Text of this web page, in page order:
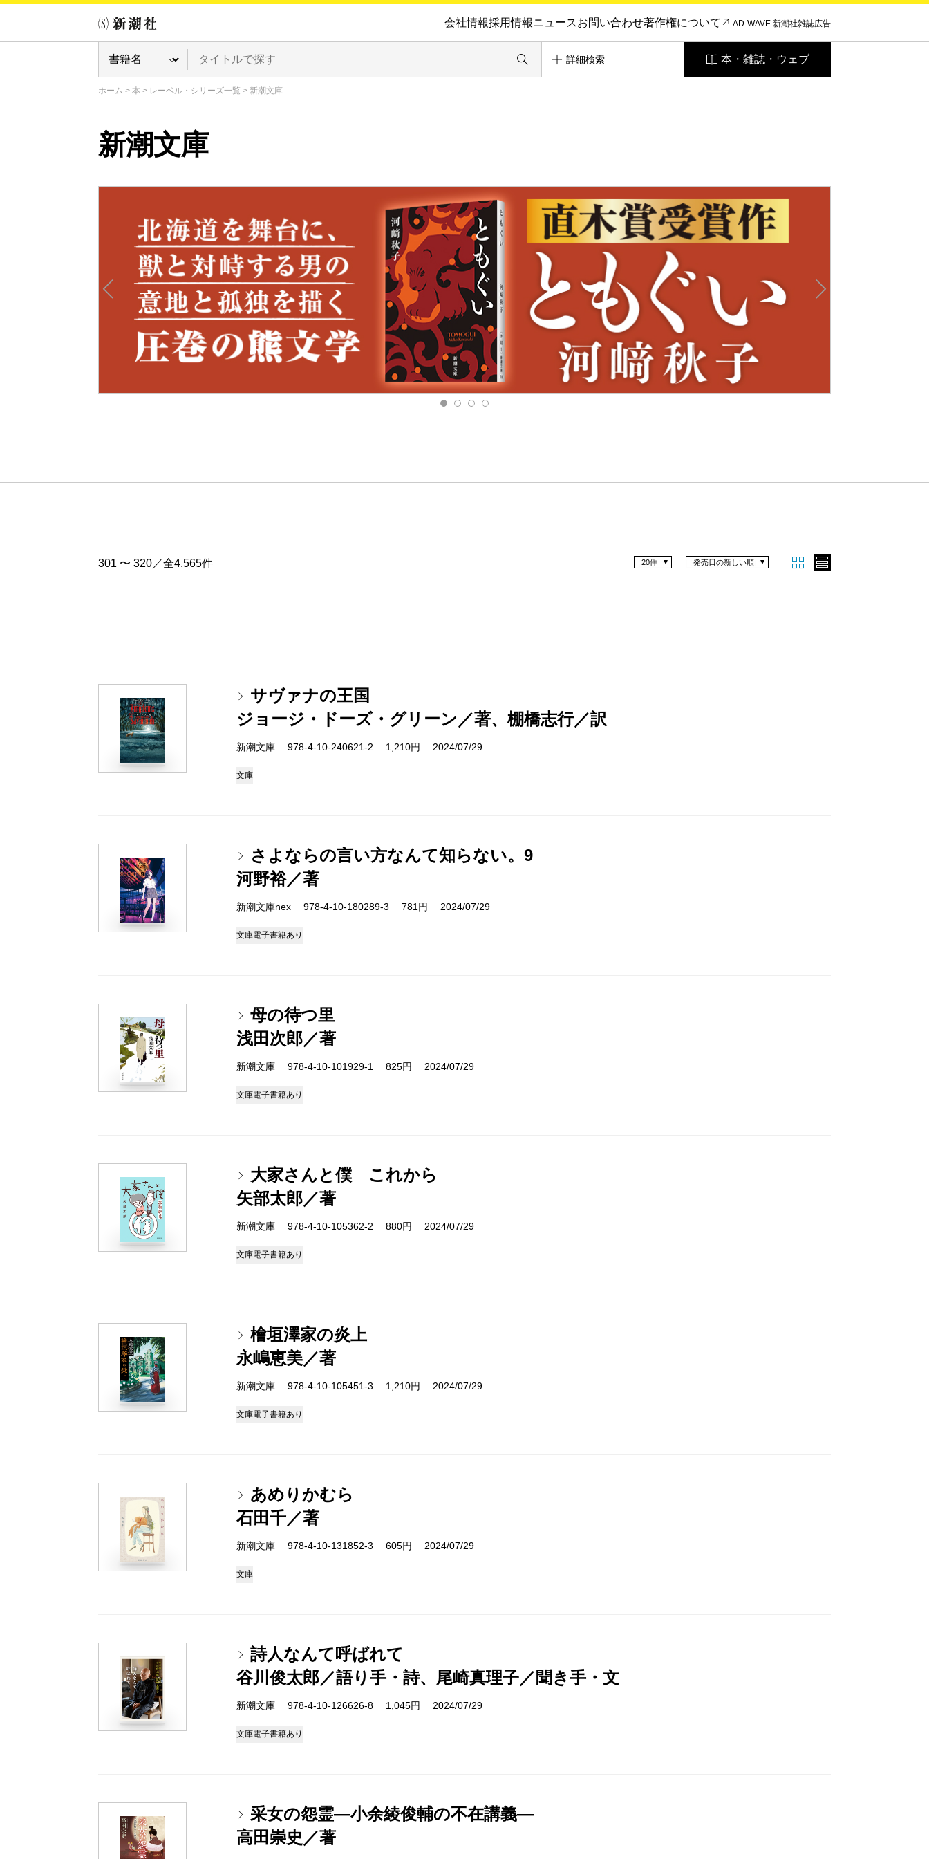
会社情報採用情報ニュースお問い合わせ著作権について AD-WAVE 新潮社雑誌広告
詳細検索 本・雑誌・ウェブ
ホーム > 本 > レーベル・シリーズ一覧 > 新潮文庫
新潮文庫
301 〜 320／全4,565件 発売日の新しい順
20件
サヴァナの王国
ジョージ・ドーズ・グリーン／著、棚橋志行／訳
新潮文庫 978-4-10-240621-2 1,210円 2024/07/29
文庫
さよならの言い方なんて知らない。9
河野裕／著
新潮文庫nex 978-4-10-180289-3 781円 2024/07/29
文庫電子書籍あり
母の待つ里
浅田次郎／著
新潮文庫 978-4-10-101929-1 825円 2024/07/29
文庫電子書籍あり
大家さんと僕 これから
矢部太郎／著
新潮文庫 978-4-10-105362-2 880円 2024/07/29
文庫電子書籍あり
檜垣澤家の炎上
永嶋恵美／著
新潮文庫 978-4-10-105451-3 1,210円 2024/07/29
文庫電子書籍あり
あめりかむら
石田千／著
新潮文庫 978-4-10-131852-3 605円 2024/07/29
文庫
詩人なんて呼ばれて
谷川俊太郎／語り手・詩、尾崎真理子／聞き手・文
新潮文庫 978-4-10-126626-8 1,045円 2024/07/29
文庫電子書籍あり
采女の怨霊―小余綾俊輔の不在講義―
高田崇史／著